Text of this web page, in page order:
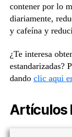
contener por lo
diariamente,
y cafeína y
¿Te interesa
estandarizadas?
dando clic aqui
Artículos